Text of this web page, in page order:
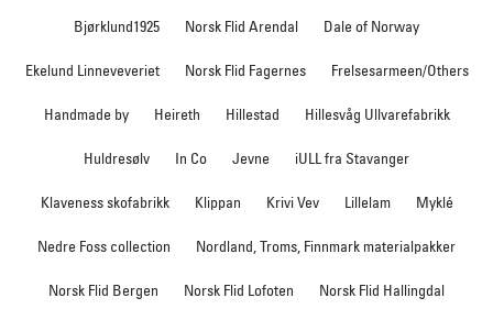
Bjørklund1925 Norsk Flid Arendal Dale of Norway
Ekelund Linneveveriet Norsk Flid Fagernes Frelsesarmeen/Others
Handmade by Heireth Hillestad Hillesvåg Ullvarefabrikk
Huldresølv In Co Jevne iULL fra Stavanger
Klaveness skofabrikk Klippan Krivi Vev Lillelam Myklé
Nedre Foss collection Nordland, Troms, Finnmark materialpakker
Norsk Flid Bergen Norsk Flid Lofoten Norsk Flid Hallingdal